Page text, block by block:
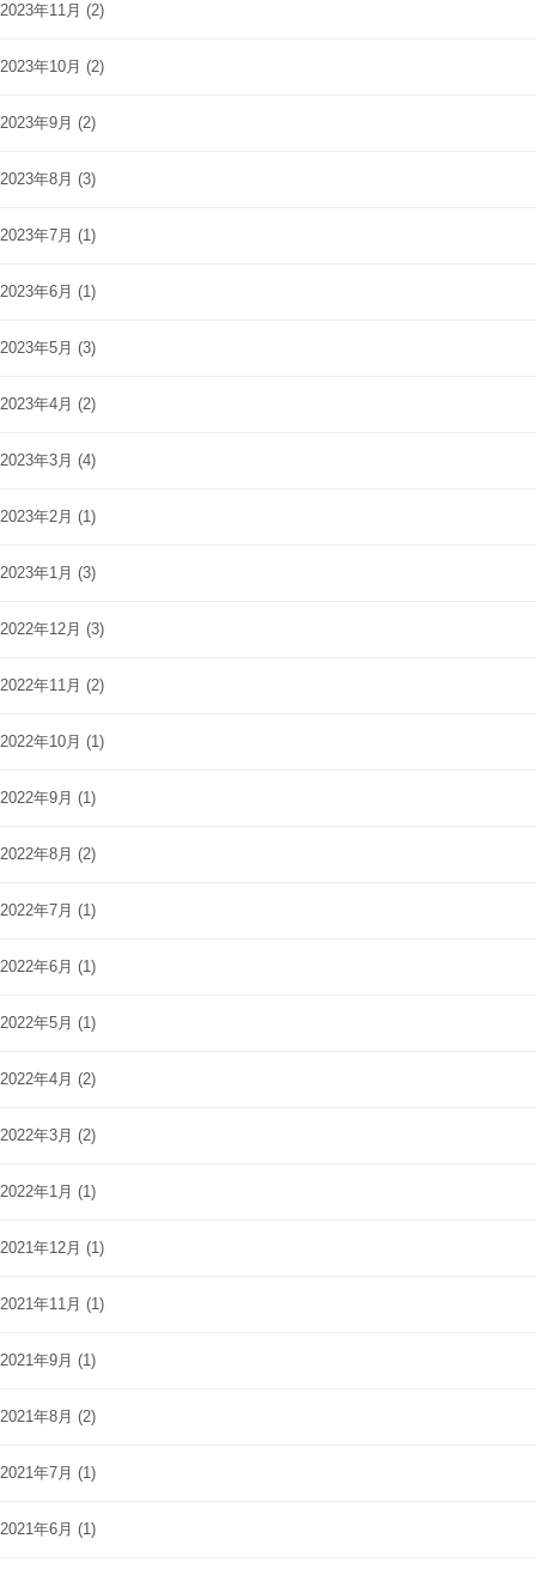
2023年11月 (2)
2023年10月 (2)
2023年9月 (2)
2023年8月 (3)
2023年7月 (1)
2023年6月 (1)
2023年5月 (3)
2023年4月 (2)
2023年3月 (4)
2023年2月 (1)
2023年1月 (3)
2022年12月 (3)
2022年11月 (2)
2022年10月 (1)
2022年9月 (1)
2022年8月 (2)
2022年7月 (1)
2022年6月 (1)
2022年5月 (1)
2022年4月 (2)
2022年3月 (2)
2022年1月 (1)
2021年12月 (1)
2021年11月 (1)
2021年9月 (1)
2021年8月 (2)
2021年7月 (1)
2021年6月 (1)